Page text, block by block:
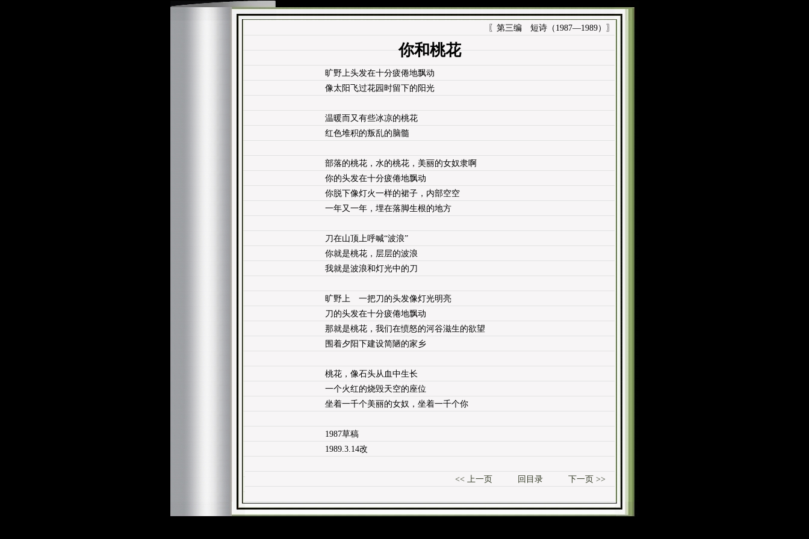
〖第三编 短诗（1987—1989）〗
你和桃花
旷野上头发在十分疲倦地飘动
像太阳飞过花园时留下的阳光
温暖而又有些冰凉的桃花
红色堆积的叛乱的脑髓
部落的桃花，水的桃花，美丽的女奴隶啊
你的头发在十分疲倦地飘动
你脱下像灯火一样的裙子，内部空空
一年又一年，埋在落脚生根的地方
刀在山顶上呼喊“波浪”
你就是桃花，层层的波浪
我就是波浪和灯光中的刀
旷野上 一把刀的头发像灯光明亮
刀的头发在十分疲倦地飘动
那就是桃花，我们在愤怒的河谷滋生的欲望
围着夕阳下建设简陋的家乡
桃花，像石头从血中生长
一个火红的烧毁天空的座位
坐着一千个美丽的女奴，坐着一千个你
1987草稿
1989.3.14改
<< 上一页 回目录 下一页 >>